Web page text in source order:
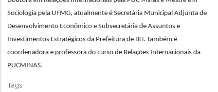
Sociologia pela UFMG, atualmente é Secretária Municipal Adjunta de
Desenvolvimento Econômico e Subsecretária de Assuntos e
Investimentos Estratégicos da Prefeitura de BH. Também é
coordenadora e professora do curso de Relações Internacionais da
PUCMINAS.
Tags